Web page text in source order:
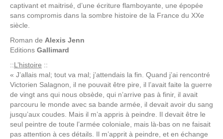
captivant et maitrisé, d’une écriture flamboyante, une épopée
sans compromis dans la sombre histoire de la France du XXe
siècle.
Roman de Alexis Jenn
Editions Gallimard
::L’histoire ::
« J’allais mal; tout va mal; j’attendais la fin. Quand j’ai rencontré
Victorien Salagnon, il ne pouvait être pire, il l’avait faite la guerre
de vingt ans qui nous obsède, qui n’arrive pas à finir, il avait
parcouru le monde avec sa bande armée, il devait avoir du sang
jusqu’aux coudes. Mais il m’a appris à peindre. Il devait être le
seul peintre de toute l’armée coloniale, mais là-bas on ne faisait
pas attention à ces détails. Il m’apprit à peindre, et en échange